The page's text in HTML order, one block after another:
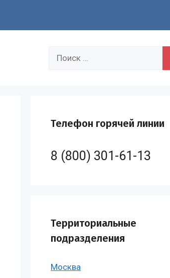
Телефон горячей линии
8 (800) 301-61-13
Территориальные
подразделения
Москва